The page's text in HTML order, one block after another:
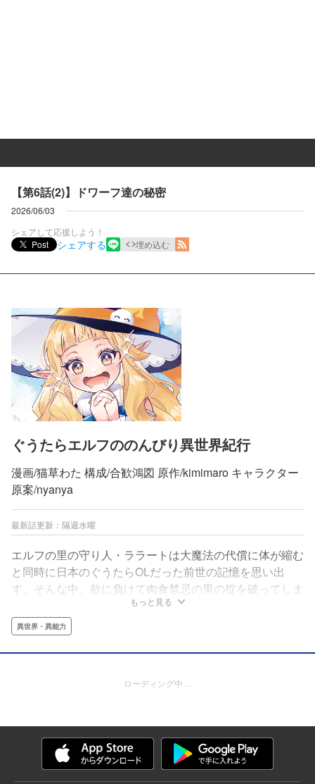
【第6話(2)】ドワーフ達の秘密
2026/06/03
シェアして応援しよう！
Post
シェアする 埋め込む
ぐうたらエルフののんびり異世界紀行
漫画/猫草わた 構成/合歓鴻図 原作/kimimaro キャラクター
原案/nyanya
最新話更新：隔週水曜
エルフの里の守り人・ララートは大魔法の代償に体が縮む
と同時に日本のぐうたらOLだった前世の記憶を思い出
す。そんな中、欲に負けて肉食禁忌の里の掟を破ってしま
ったララートは里を追放されてしまい、世話焼き弟子とも
ふもふ精霊獣を連れて旅に出ることに！美味しいモンスタ
ーを求めてぐうたらエルフの気ままな冒険が始まる！
もっと見る
異世界・異能力
ローディング中…